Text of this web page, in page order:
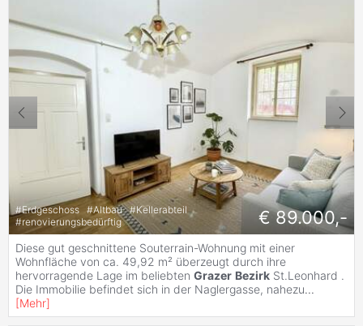
#Erdgeschoss #Altbau #Kellerabteil
#renovierungsbedürftig € 89.000,-
Diese gut geschnittene Souterrain-Wohnung mit einer
Wohnfläche von ca. 49,92 m² überzeugt durch ihre
hervorragende Lage im beliebten Grazer Bezirk St.Leonhard .
Die Immobilie befindet sich in der Naglergasse, nahezu...
[Mehr]